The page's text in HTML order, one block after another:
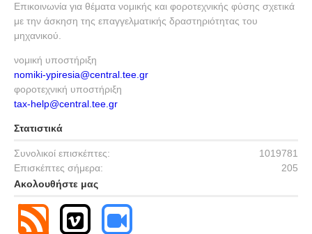
Επικοινωνία για θέματα νομικής και φοροτεχνικής φύσης σχετικά
με την άσκηση της επαγγελματικής δραστηριότητας του
μηχανικού.
νομική υποστήριξη
nomiki-ypiresia@central.tee.gr
φοροτεχνική υποστήριξη
tax-help@central.tee.gr
Στατιστικά
1019781
Συνολικοί επισκέπτες:
205
Επισκέπτες σήμερα:
Ακολουθήστε μας